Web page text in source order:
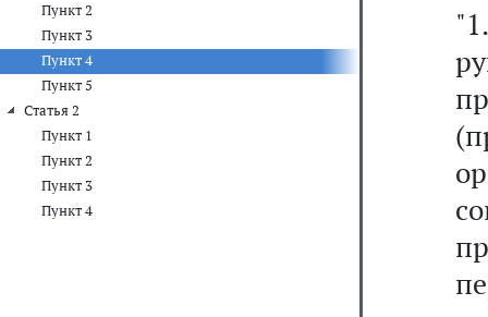
Пункт 2
Пункт 3
Пункт 4
Пункт 5
Статья 2
Пункт 1
Пункт 2
Пункт 3
Пункт 4